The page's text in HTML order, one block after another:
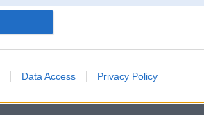
Data Access Privacy Policy